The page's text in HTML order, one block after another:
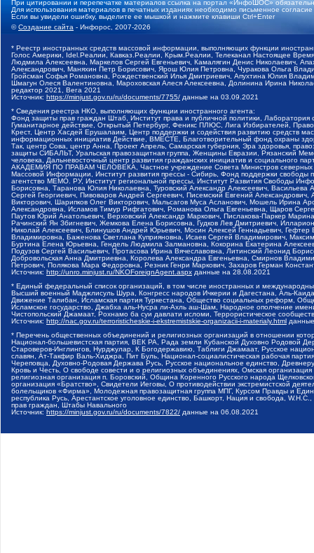
При цитировании и перепечатке материалов ссылка на портал «ИнфоШОС»
Для использования материалов в печатных изданиях необходимо письменное
Если вы увидели ошибку, выделите ее мышкой и нажмите клавиши Ctrl+Enter
©Создание сайта - Инфорос, 2007-2026
* Реестр иностранных средств массовой информации, выполняющих функции
Голос Америки, Idel.Реалии, Кавказ.Реалии, Крым.Реалии, Телеканал Настоящее
Людмила Алексеевна, Маркелов Сергей Евгеньевич, Камалягин Денис Николаевич,
Александрович, Маняхин Петр Борисович, Ярош Юлия Петровна, Чуракова Ольга
Гройсман Софья Романовна, Рождественский Илья Дмитриевич, Апухтина Юлия
Шмагун Олеся Валентиновна, Мароховская Алеся Алексеевна, Долинина Ирина
редактор 2021, Вега 2021
Источник: https://minjust.gov.ru/ru/documents/7755/ данные на 03.09.2021
* Сведения реестра НКО, выполняющих функции иностранного агента:
Фонд защиты прав граждан Штаб, Институт права и публичной политики,
Гуманитарное действие, Открытый Петербург, Феникс ПЛЮС, Лига Избирателей,
Крест, Центр Хасдей Ерушалаим, Центр поддержки и содействия развитию средств
информационных инициатив Действие, ВМЕСТЕ, Благотворительный фонд охраны
Так, центр Сова, центр Анна, Проект Апрель, Самарская губерния, Эра здоровья,
защиты СИБАЛЬТ, Уральская правозащитная группа, Женщины Евразии, Рязанский
человека, Дальневосточный центр развития гражданских инициатив и социального
АКАДЕМИЯ ПО ПРАВАМ ЧЕЛОВЕКА, Частное учреждение Совета Министров северных
Массовой Информации, Институт развития прессы - Сибирь, Фонд поддержки
агентство МЕМО. РУ, Институт региональной прессы, Институт Развития Свободы
Борисовна, Таранова Юлия Николаевна, Туровский Александр Алексеевич,
Сергей Георгиевич, Пивоваров Андрей Сергеевич, Писемский Евгений
Викторович, Шарипков Олег Викторович, Мальсагов Муса Асланович, Мошель Ирина
Александровна, Исламов Тимур Рифгатович, Романова Ольга Евгеньевна, Щаров
Паутов Юрий Анатольевич, Верховский Александр Маркович, Пислакова-Паркер
Рачинский Ян Збигневич, Жемкова Елена Борисовна, Гудков Лев Дмитриевич,
Николай Алексеевич, Блинушов Андрей Юрьевич, Мосин Алексей Геннадьевич,
Владимировна, Баженова Светлана Куприяновна, Исаев Сергей Владимирович,
Буртина Елена Юрьевна, Гендель Людмила Залмановна, Кокорина Екатерина
Подузов Сергей Васильевич, Протасова Ирина Вячеславовна, Литинский Леонид
Добровольская Анна Дмитриевна, Королева Александра Евгеньевна, Смирнов
Петрович, Полякова Мара Федоровна, Резник Генри Маркович, Захаров Герман
Источник: http://unro.minjust.ru/NKOForeignAgent.aspx данные на 28.08.2021
* Единый федеральный список организаций, в том числе иностранных и
Высший военный Маджлисуль Шура, Конгресс народов Ичкерии и Дагестана, Аль-
Движение Талибан, Исламская партия Туркестана, Общество социальных реформ,
Исламское государство, Джабха аль-Нусра ли-Ахль аш-Шам, Народное ополчение
Чистопольский Джамаат, Рохнамо ба суи давлати исломи, Террористическое
Источник: http://nac.gov.ru/terroristicheskie-i-ekstremistskie-organizacii-i-materialy.html
* Перечень общественных объединений и религиозных организаций в отношении
Национал-большевистская партия, ВЕК РА, Рада земли Кубанской Духовно Родовой
Староверов-Инглингов, Нурджулар, К Богодержавию, Таблиги Джамаат, Русское
славян, Ат-Такфир Валь-Хиджра, Пит Буль, Национал-социалистическая рабочая
Череповца, Духовно-Родовая Держава Русь, Русское национальное единство,
Кровь и Честь, О свободе совести и о религиозных объединениях, Омская
религиозная организация п. Боровский, Община Коренного Русского народа
организация «Братство», Свидетели Иеговы, О противодействии экстремистской
болельщиков «Фирма», Молодежная правозащитная группа МПГ, Курсом Правды и
республика Русь, Арестантское уголовное единство, Башкорт, Нация и свобода,
прав граждан, Штабы Навального
Источник: https://minjust.gov.ru/ru/documents/7822/ данные на 06.08.2021